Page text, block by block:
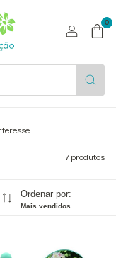
0
7 produtos
Ordenar por:
Mais vendidos